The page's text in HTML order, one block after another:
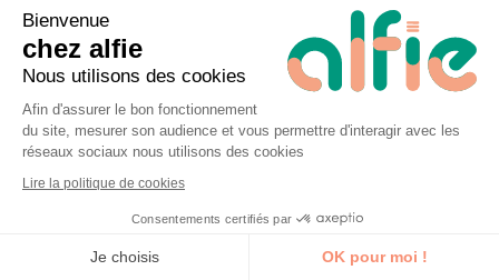
Entreprise
E-mail
Bienvenue
chez alfie
Nous utilisons des cookies
Afin d'assurer le bon fonctionnement
du site, mesurer son audience et vous permettre d'interagir avec les
réseaux sociaux nous utilisons des cookies
Lire la politique de cookies
Consentements certifiés par
Je choisis OK pour moi !